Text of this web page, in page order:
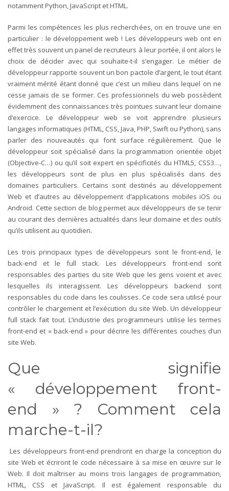
notamment Python, JavaScript et HTML.
Parmi les compétences les plus recherchées, on en trouve une en
particulier : le développement web ! Les développeurs web ont en
effet très souvent un panel de recruteurs à leur portée, il ont alors le
choix de décider avec qui souhaite-t-il s’engager. Le métier de
développeur rapporte souvent un bon pactole d’argent, le tout étant
vraiment mérité étant donné que c’est un milieu dans lequel on ne
cesse jamais de se former. Ces professionnels du web possèdent
évidemment des connaissances très pointues suivant leur domaine
d’exercice. Le développeur web se voit apprendre plusieurs
langages informatiques (HTML, CSS, Java, PHP, Swift ou Python), sans
parler des nouveautés qui font surface régulièrement. Que le
développeur soit spécialisé dans la programmation orientée objet
(Objective-C…) ou qu’il soit expert en spécificités du HTML5, CSS3…,
les développeurs sont de plus en plus spécialisés dans des
domaines particuliers. Certains sont destinés au développement
Web et d’autres au développement d’applications mobiles iOS ou
Android. Cette section de blog permet aux développeurs de se tenir
au courant des dernières actualités dans leur domaine et des outils
qu’ils utilisent au quotidien.
Les trois principaux types de développeurs sont le front-end, le
back-end et le full stack. Les développeurs front-end sont
responsables des parties du site Web que les gens voient et avec
lesquelles ils interagissent. Les développeurs backend sont
responsables du code dans les coulisses. Ce code sera utilisé pour
contrôler le chargement et l’exécution du site Web. Un développeur
full stack fait tout. L’industrie des programmeurs utilise les termes
front-end et « back-end » pour décrire les différentes couches d’un
site Web.
Que signifie
« développement front-
end » ? Comment cela
marche-t-il?
Les développeurs front-end prendront en charge la conception du
site Web et écriront le code nécessaire à sa mise en œuvre sur le
Web. Il doit maîtriser au moins trois langages de programmation,
HTML, CSS et JavaScript. Il est également responsable du